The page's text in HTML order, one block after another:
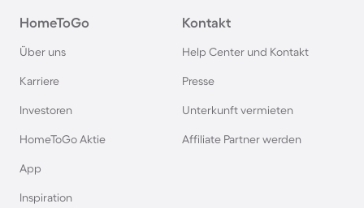
Ferienparks auf Usedom
Ferienparks auf Texel
Ferienparks in Schweden
HomeToGo
Über uns
Karriere
Investoren
HomeToGo Aktie
App
Inspiration
Kontakt
Help Center und Kontakt
Presse
Unterkunft vermieten
Affiliate Partner werden